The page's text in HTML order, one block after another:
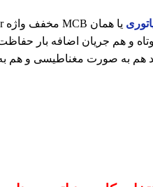
و هم جریان اضافه بار
هم به صورت مغناطیسی و هم